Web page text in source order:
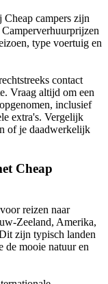
campers zijn
type voertuig en
contact
Vraag altijd om een
inclusief
extra's. Vergelijk
of je daadwerkelijk
Cheap
reizen naar
Zeeland, Amerika,
zijn typisch landen
de mooie natuur en